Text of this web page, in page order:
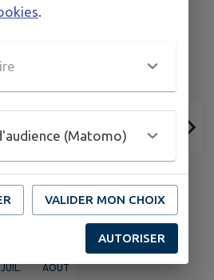
JUIL. AOÛT
(Matomo)
VALIDER MON CHOIX
AUTORISER